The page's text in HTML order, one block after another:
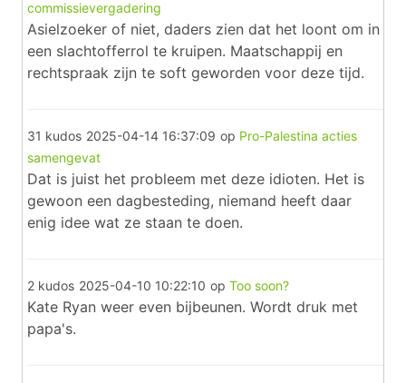
commissievergadering
Asielzoeker of niet, daders zien dat het loont om in
een slachtofferrol te kruipen. Maatschappij en
rechtspraak zijn te soft geworden voor deze tijd.
31 kudos 2025-04-14 16:37:09 op Pro-Palestina acties
samengevat
Dat is juist het probleem met deze idioten. Het is
gewoon een dagbesteding, niemand heeft daar
enig idee wat ze staan te doen.
2 kudos 2025-04-10 10:22:10 op Too soon?
Kate Ryan weer even bijbeunen. Wordt druk met
papa's.